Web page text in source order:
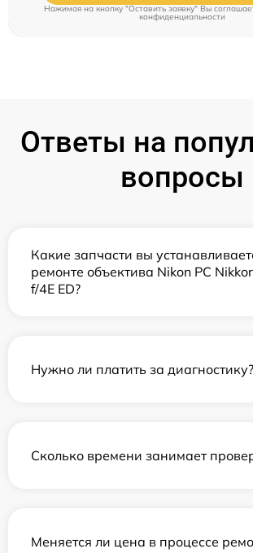
Нажимая на кнопку "Оставить заявку" Вы
конфиденциальности
Ответы на
вопросы
Какие запчасти вы
ремонте объектива Nikon PC
f/4E ED?
Нужно ли платить за диагностику?
Сколько времени занимает
Меняется ли цена в процессе